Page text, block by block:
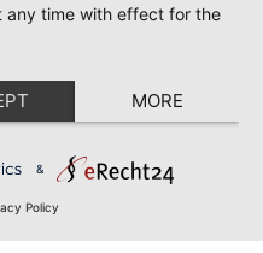
any time with effect for the
MORE
&
Policy